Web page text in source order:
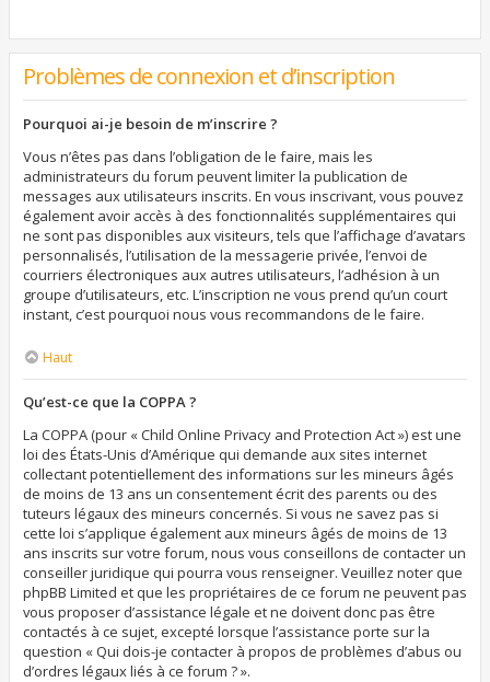
Problèmes de connexion et d’inscription
Pourquoi ai-je besoin de m’inscrire ?
Vous n’êtes pas dans l’obligation de le faire, mais les
administrateurs du forum peuvent limiter la publication de
messages aux utilisateurs inscrits. En vous inscrivant, vous pouvez
également avoir accès à des fonctionnalités supplémentaires qui
ne sont pas disponibles aux visiteurs, tels que l’affichage d’avatars
personnalisés, l’utilisation de la messagerie privée, l’envoi de
courriers électroniques aux autres utilisateurs, l’adhésion à un
groupe d’utilisateurs, etc. L’inscription ne vous prend qu’un court
instant, c’est pourquoi nous vous recommandons de le faire.
Haut
Qu’est-ce que la COPPA ?
La COPPA (pour « Child Online Privacy and Protection Act ») est une
loi des États-Unis d’Amérique qui demande aux sites internet
collectant potentiellement des informations sur les mineurs âgés
de moins de 13 ans un consentement écrit des parents ou des
tuteurs légaux des mineurs concernés. Si vous ne savez pas si
cette loi s’applique également aux mineurs âgés de moins de 13
ans inscrits sur votre forum, nous vous conseillons de contacter un
conseiller juridique qui pourra vous renseigner. Veuillez noter que
phpBB Limited et que les propriétaires de ce forum ne peuvent pas
vous proposer d’assistance légale et ne doivent donc pas être
contactés à ce sujet, excepté lorsque l’assistance porte sur la
question « Qui dois-je contacter à propos de problèmes d’abus ou
d’ordres légaux liés à ce forum ? ».